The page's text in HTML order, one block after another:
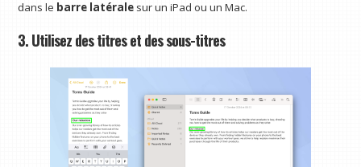
dans le barre latérale sur un iPad ou un Mac.
3. Utilisez des titres et des sous-titres